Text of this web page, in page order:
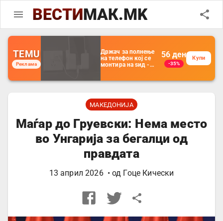
ВЕСТИМАК.MK
TEMU
Реклама
Држач за полнење
на телефон кој се
монтира на ѕид -
организатор за
далечински
управувач
56 ден
-35%
Купи
МАКЕДОНИЈА
Маѓар до Груевски: Нема место
во Унгарија за бегалци од
правдата
13 април 2026 • од Гоце Кически